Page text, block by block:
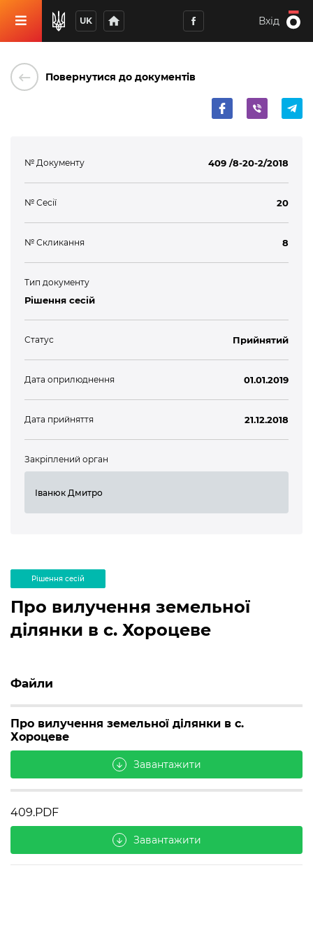
UK home Вхід
keyboard_backspace Повернутися до документів
№ Документу 409 /8-20-2/2018
№ Сесії 20
№ Скликання 8
Тип документу
Рішення сесій
Статус Прийнятий
Дата оприлюднення 01.01.2019
Дата прийняття 21.12.2018
Закріплений орган
Іванюк Дмитро
Рішення сесій
Про вилучення земельної
ділянки в с. Хороцеве
Файли
Про вилучення земельної ділянки в с.
Хороцеве
arrow_downward Завантажити
409.PDF
arrow_downward Завантажити